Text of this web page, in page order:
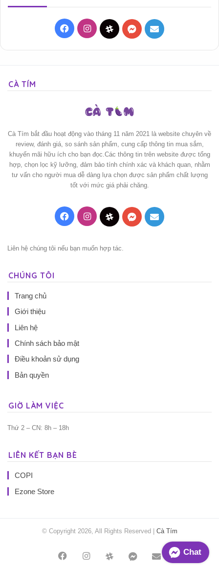
FacebookInstagramThreadsMessenger
Mail
CÀ TÍM
Cà Tím bắt đầu hoạt động vào tháng 11 năm 2021 là website chuyên về
review, đánh giá, so sánh sản phẩm, cung cấp thông tin mua sắm,
khuyến mãi hữu ích cho bạn đọc.Các thông tin trên website được tổng
hợp, chọn lọc kỹ lưỡng, đảm bảo tính chính xác và khách quan, nhằm
tư vấn cho người mua dễ dàng lựa chọn được sản phẩm chất lượng
tốt với mức giá phải chăng.
FacebookInstagramThreadsMessenger
Mail
Liên hệ chúng tôi nếu bạn muốn hợp tác.
CHÚNG TÔI
Trang chủ
Giới thiệu
Liên hệ
Chính sách bảo mật
Điều khoản sử dụng
Bản quyền
GIỜ LÀM VIỆC
Thứ 2 – CN: 8h – 18h
LIÊN KẾT BẠN BÈ
COPI
Ezone Store
© Copyright 2026, All Rights Reserved | Cà Tím
FacebookInstagramThreadsMessenger
Mail Chat